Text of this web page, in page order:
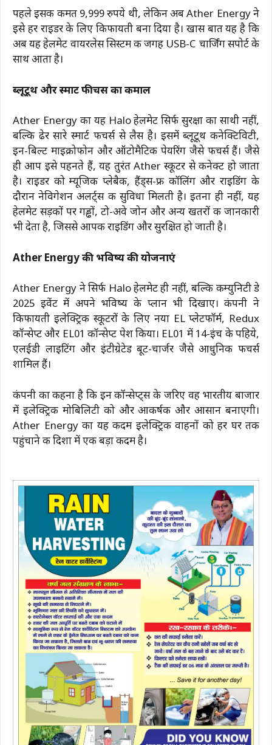
पहले इसकी कीमत 9,999 रुपये थी, लेकिन अब Ather Energy ने
इसे हर राइडर के लिए किफायती बना दिया है। खास बात यह है कि
अब यह हेलमेट वायरलेस सिस्टम की जगह USB-C चार्जिंग सपोर्ट के
साथ आता है।
ब्लूटूथ और स्मार्ट फीचर्स का कमाल
Ather Energy का यह Halo हेलमेट सिर्फ सुरक्षा का साथी नहीं,
बल्कि ढेर सारे स्मार्ट फीचर्स से लैस है। इसमें ब्लूटूथ कनेक्टिविटी,
इन-बिल्ट माइक्रोफोन और ऑटोमैटिक पेयरिंग जैसे फीचर्स हैं। जैसे
ही आप इसे पहनते हैं, यह तुरंत Ather स्कूटर से कनेक्ट हो जाता
है। राइडर को म्यूजिक प्लेबैक, हैंड्स-फ्री कॉलिंग और राइडिंग के
दौरान नेविगेशन अलर्ट्स की सुविधा मिलती है। इतना ही नहीं, यह
हेलमेट सड़कों पर गड्ढों, टो-अवे जोन और अन्य खतरों की जानकारी
भी देता है, जिससे आपकी राइडिंग और सुरक्षित हो जाती है।
Ather Energy की भविष्य की योजनाएं
Ather Energy ने सिर्फ Halo हेलमेट ही नहीं, बल्कि कम्युनिटी डे
2025 इवेंट में अपने भविष्य के प्लान भी दिखाए। कंपनी ने
किफायती इलेक्ट्रिक स्कूटरों के लिए नया EL प्लेटफॉर्म, Redux
कॉन्सेप्ट और EL01 कॉन्सेप्ट पेश किया। EL01 में 14-इंच के पहिये,
एलईडी लाइटिंग और इंटीग्रेटेड बूट-चार्जर जैसे आधुनिक फीचर्स
शामिल हैं।
कंपनी का कहना है कि इन कॉन्सेप्ट्स के जरिए वह भारतीय बाजार
में इलेक्ट्रिक मोबिलिटी को और आकर्षक और आसान बनाएगी।
Ather Energy का यह कदम इलेक्ट्रिक वाहनों को हर घर तक
पहुंचाने की दिशा में एक बड़ा कदम है।